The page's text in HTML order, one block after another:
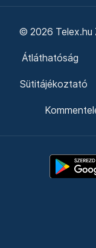
© 2026 Telex.hu
Átláthatóság
Sütitájékoztató